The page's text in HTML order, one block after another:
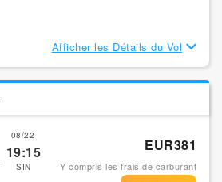
Afficher les Détails du Vol
08/22
19:15
SIN
EUR381
Y compris les frais de carburant